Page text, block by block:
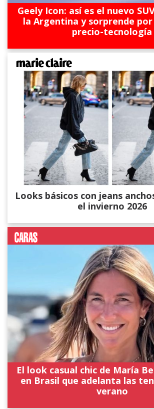
Geely Icon: así es el nuevo
la Argentina y sorprende
precio-tecnología
Looks básicos con jeans
el invierno 2026
El look casual chic de María
en Brasil que adelanta las
verano